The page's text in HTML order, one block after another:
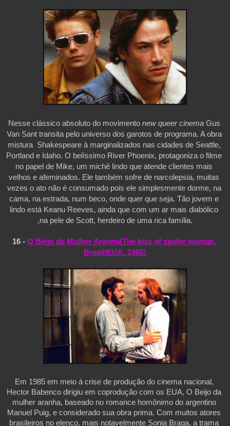
Nesse clássico absoluto do movimento new queer cinema Gus
Van Sant transita pelo universo dos garotos de programa. A obra
mistura  Shakespeare à marginalizados nas cidades de Seattle,
Portland e Idaho. O belíssimo River Phoenix, protagoniza o filme
no papel de Mike, um michê lindo que atende clientes mais
velhos e afeminados. Ele também sofre de narcolepsia, muitas
vezes o ato não é consumado pois ele simplesmente dorme, na
cama, na estrada, num beco, onde quer que seja. Tão jovem e
lindo está Keanu Reeves, ainda que com um ar mais diabólico
,na pele de Scott, herdeiro de uma rica família.
16 - O Beijo da Mulher Aranha(The kiss of spider woman,
Brasil/EUA, 1985)
Em 1985 em meio à crise de produção do cinema nacional,
Hector Babenco dirigiu em coprodução com os EUA, O Beijo da
mulher aranha, baseado no romance homônimo do argentino
Manuel Puig, e considerado sua obra prima. Com muitos atores
brasileiros no elenco, mais notavelmente Sonia Braga, a trama